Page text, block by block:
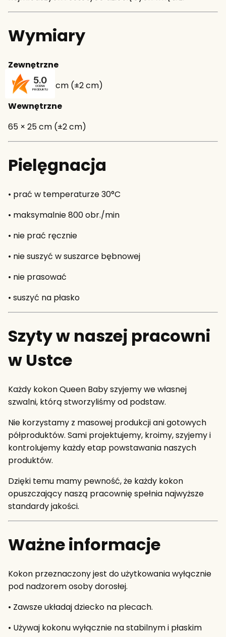
Wymiary
Zewnętrzne
90 × 55 × 15 cm (±2 cm)
Wewnętrzne
65 × 25 cm (±2 cm)
Pielęgnacja
• prać w temperaturze 30°C
• maksymalnie 800 obr./min
• nie prać ręcznie
• nie suszyć w suszarce bębnowej
• nie prasować
• suszyć na płasko
Szyty w naszej pracowni
w Ustce
Każdy kokon Queen Baby szyjemy we własnej
szwalni, którą stworzyliśmy od podstaw.
Nie korzystamy z masowej produkcji ani gotowych
półproduktów. Sami projektujemy, kroimy, szyjemy i
kontrolujemy każdy etap powstawania naszych
produktów.
Dzięki temu mamy pewność, że każdy kokon
opuszczający naszą pracownię spełnia najwyższe
standardy jakości.
Ważne informacje
Kokon przeznaczony jest do użytkowania wyłącznie
pod nadzorem osoby dorosłej.
• Zawsze układaj dziecko na plecach.
• Używaj kokonu wyłącznie na stabilnym i płaskim
5.0
OCENA
PRODUKTU